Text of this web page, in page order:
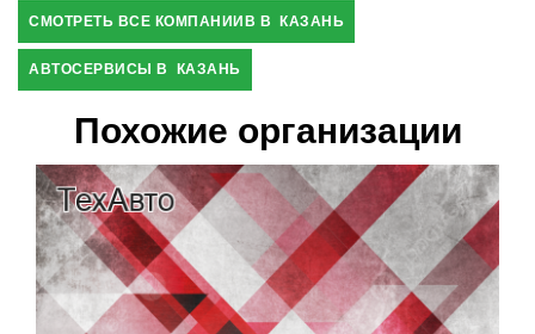
СМОТРЕТЬ ВСЕ КОМПАНИИВ В КАЗАНЬ
АВТОСЕРВИСЫ В КАЗАНЬ
Похожие организации